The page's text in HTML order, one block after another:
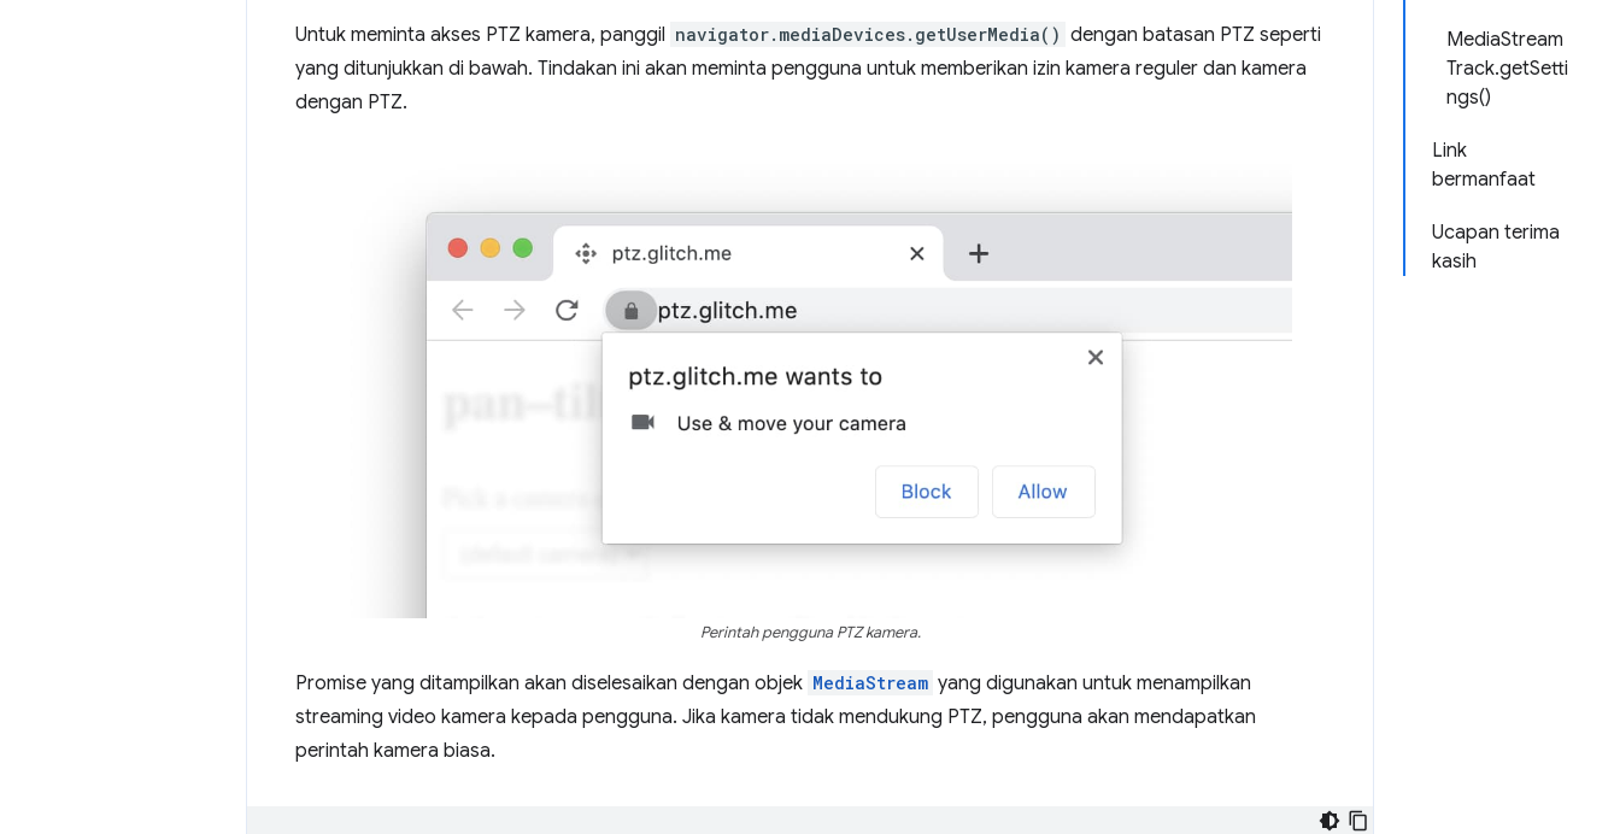
MediaStream
Track.getSetti
ngs()
Link
bermanfaat
Ucapan terima
kasih
Untuk meminta akses PTZ kamera, panggil navigator.mediaDevices.getUserMedia() dengan batasan PTZ seperti
yang ditunjukkan di bawah. Tindakan ini akan meminta pengguna untuk memberikan izin kamera reguler dan kamera
dengan PTZ.
Perintah pengguna PTZ kamera.
Promise yang ditampilkan akan diselesaikan dengan objek MediaStream yang digunakan untuk menampilkan
streaming video kamera kepada pengguna. Jika kamera tidak mendukung PTZ, pengguna akan mendapatkan
perintah kamera biasa.